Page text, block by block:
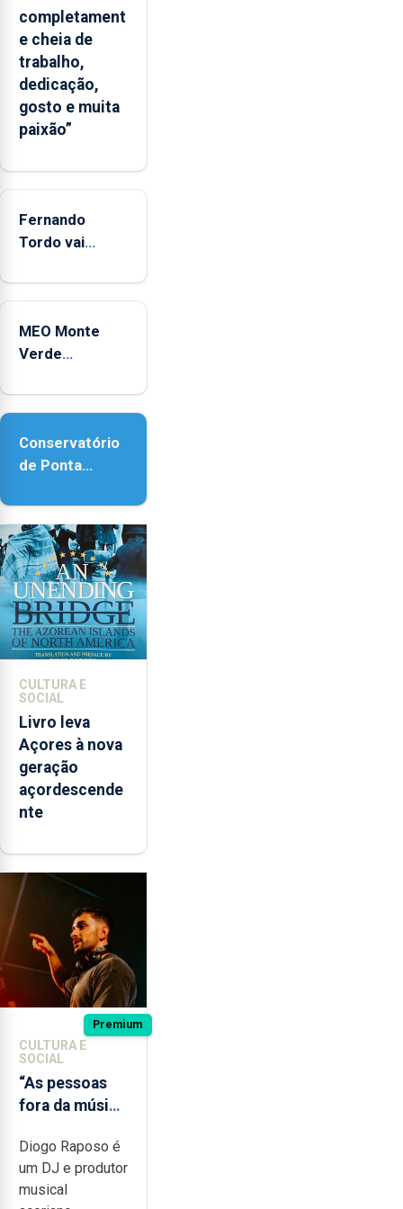
um
“decréscimo
significativo”
da
CPUE
entre
2022
completament
e cheia de
trabalho,
dedicação,
gosto e muita
paixão”
Fernando
Tordo vai
anos de
Coliseu
Micaelense
MEO Monte
Verde
reforço da
Conservatório
de Ponta
contar com
novos
instrumentos
CULTURA E
SOCIAL
Livro leva
Açores à nova
geração
açordescende
nte
Premium
CULTURA E
SOCIAL
“As pessoas
fora da música
noção do quão
difícil é
produzir uma
Diogo Raposo é
um DJ e produtor
musical